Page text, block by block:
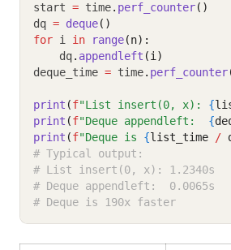
start = time. perf_counter()
dq = deque()
for i in range(n):
    dq
. appendleft (i)
deque_time = time. perf_counter
print (f"List insert(0, x): {
print (f"Deque appendleft: {
print (f"Deque is {list_time /
# Typical output:
# List insert(0, x): 1.2340s
# Deque appendleft:  0.0065s
# Deque is 190x faster